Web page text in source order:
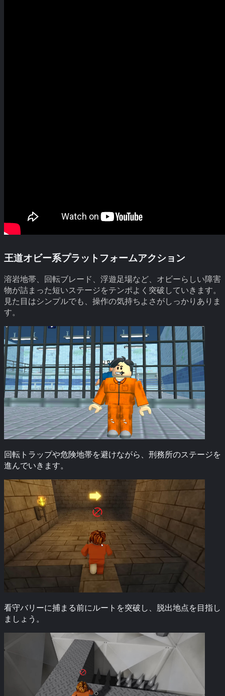
王道オビー系プラットフォームアクション
溶岩地帯、回転ブレード、浮遊足場など、オビーらしい障害
物が詰まった短いステージをテンポよく突破していきます。
見た目はシンプルでも、操作の気持ちよさがしっかりありま
す。
回転トラップや危険地帯を避けながら、刑務所のステージを
進んでいきます。
看守バリーに捕まる前にルートを突破し、脱出地点を目指し
ましょう。